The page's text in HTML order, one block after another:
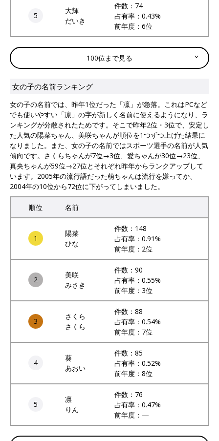
5
大輝
だいき
件数：74
占有率：0.43%
前年度：6位
100位まで見る
女の子の名前ランキング
女の子の名前では、昨年1位だった「凜」が急落。これはPCなど
でも使いやすい「凛」の字が新しく名前に使えるようになり、ラ
ンキングが分散されたためです。そこで昨年2位・3位で、安定し
た人気の陽菜ちゃん、美咲ちゃんが順位を1つずつ上げた結果に
なりました。また、女の子の名前ではスポーツ選手の名前が人気
傾向です。さくらちゃんが7位→3位、愛ちゃんが30位→23位、
真央ちゃんが59位→27位とそれぞれ昨年からランクアップして
います。2005年の流行語だった萌ちゃんは流行を嫌ってか、
2004年の10位から72位に下がってしまいました。
順位 名前
1
陽菜
ひな
件数：148
占有率：0.91%
前年度：2位
2
美咲
みさき
件数：90
占有率：0.55%
前年度：3位
3
さくら
さくら
件数：88
占有率：0.54%
前年度：7位
4
葵
あおい
件数：85
占有率：0.52%
前年度：8位
5
凛
りん
件数：76
占有率：0.47%
前年度：—